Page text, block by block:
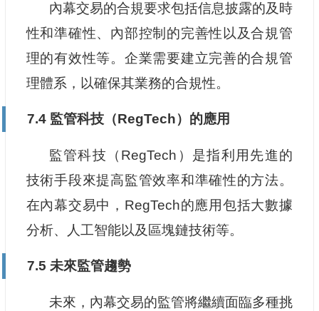
內幕交易的合規要求包括信息披露的及時
性和準確性、內部控制的完善性以及合規管
理的有效性等。企業需要建立完善的合規管
理體系，以確保其業務的合規性。
7.4 監管科技（RegTech）的應用
監管科技（RegTech）是指利用先進的
技術手段來提高監管效率和準確性的方法。
在內幕交易中，RegTech的應用包括大數據
分析、人工智能以及區塊鏈技術等。
7.5 未來監管趨勢
未來，內幕交易的監管將繼續面臨多種挑